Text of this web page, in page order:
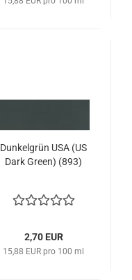
Dunkelgrün USA (US
Dark Green) (893)
2,70 EUR
15,88 EUR pro 100 ml